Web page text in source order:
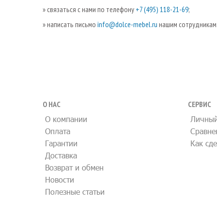
» связаться с нами по телефону +7 (495) 118-21-69;
» написать письмо info@dolce-mebel.ru нашим
О НАС
О компании
Оплата
Гарантии
Доставка
Возврат и обмен
Новости
Полезные статьи
СЕРВИС
Как